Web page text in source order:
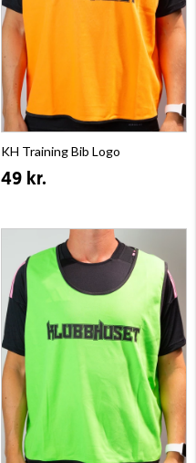
KH Training Bib Logo
49 kr.